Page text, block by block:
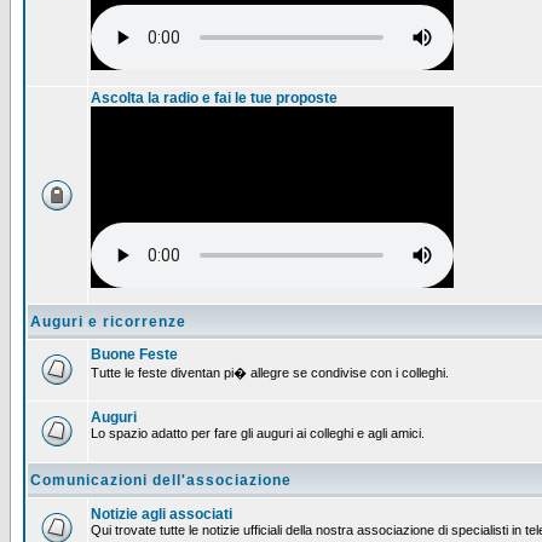
Ascolta la radio e fai le tue proposte
Auguri e ricorrenze
Buone Feste
Tutte le feste diventan pi� allegre se condivise con i colleghi.
Auguri
Lo spazio adatto per fare gli auguri ai colleghi e agli amici.
Comunicazioni dell'associazione
Notizie agli associati
Qui trovate tutte le notizie ufficiali della nostra associazione di specialisti in